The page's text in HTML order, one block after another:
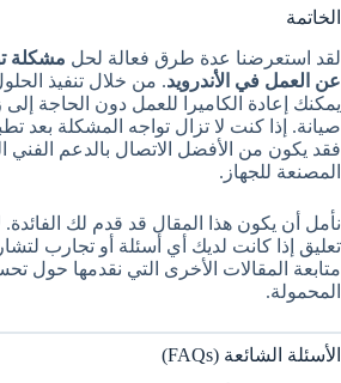
الخاتمة
لقد استعرضنا عدة طرق فعالة لحل مشكلة
عن العمل في الأندرويد. من خلال تنفيذ
يمكنك إعادة الكاميرا للعمل دون الحاجة إلى
صيانة. إذا كنت لا تزال تواجه المشكلة بعد
فقد يكون من الأفضل الاتصال بالدعم الفني
المصنعة للجهاز.
نأمل أن يكون هذا المقال قد قدم لك الفائدة.
تعليق إذا كانت لديك أي أسئلة أو تجارب
متابعة المقالات الأخرى التي نقدمها حول
المحمولة.
الأسئلة الشائعة (FAQs)